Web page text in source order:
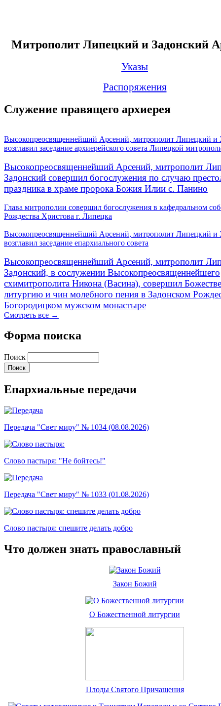
Митрополит Липецкий и Задонский
Указы
Распоряжения
Служение правящего архиерея
Высокопреосвященнейший Арсений, митрополит Липецкий и
возглавил заседание архиерейского совета Липецкой
Высокопреосвященнейший Арсений, митрополит
Задонский совершил богослужения по случаю
праздника в храме пророка Божия Илии с. Панино
Глава митрополии совершил богослужения в кафедральном
Рождества Христова г. Липецка
Высокопреосвященнейший Арсений, митрополит Липецкий и
возглавил заседание епархиального совета
Высокопреосвященнейший Арсений, митрополит
Задонский, в сослужении Высокопреосвященнейшего
схимитрополита Никона (Васина), совершил
литургию и чин молебного пения в Задонском
Богородицком мужском монастыре
Смотреть все →
Форма поиска
Поиск
Епархиальные передачи
Передача "Свет миру" № 1034 (08.08.2026)
Слово пастыря: "Не бойтесь!"
Передача "Свет миру" № 1033 (01.08.2026)
Слово пастыря: спешите делать добро
Что должен знать православный
Закон Божий
О Божественной литургии
Плоды Святого Причащения